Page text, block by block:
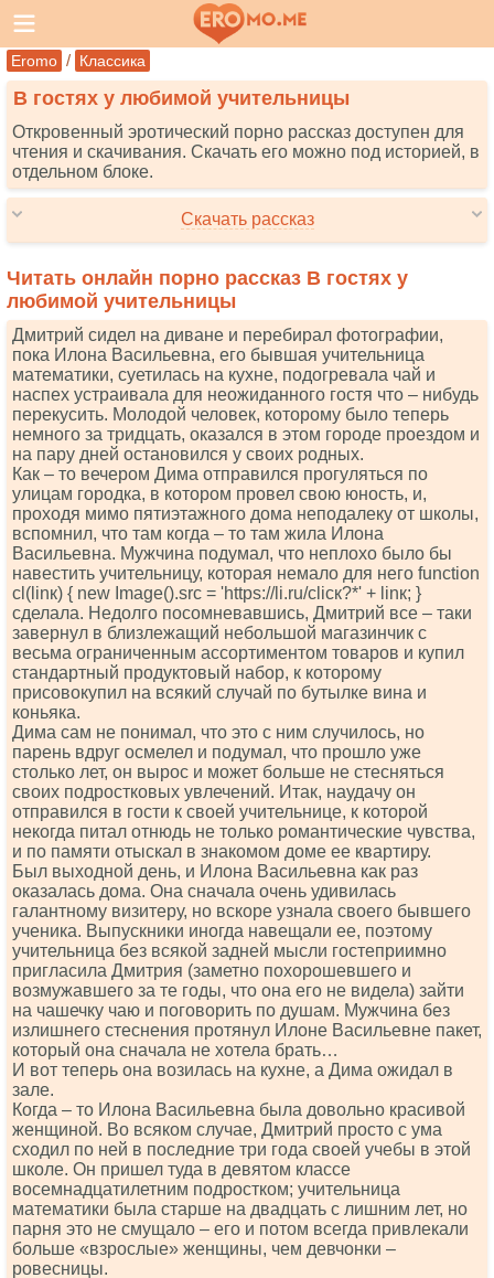
Eromo / Классика
В гостях у любимой учительницы
Откровенный эротический порно рассказ доступен для
чтения и скачивания. Скачать его можно под историей, в
отдельном блоке.
Скачать рассказ
Читать онлайн порно рассказ В гостях у
любимой учительницы
Дмитрий сидел на диване и перебирал фотографии,
пока Илона Васильевна, его бывшая yчительница
математики, суетилась на кухне, подогревала чай и
наспех устраивала для неожиданного гостя что – нибудь
перекусить. Молодой человек, которому было теперь
немного за тридцать, оказался в этом городе проездом и
на пару дней остановился у своих родных.
Как – то вечером Дима отправился прогуляться по
улицам городка, в котором провел свою юность, и,
проходя мимо пятиэтажного дома неподалеку от школы,
вспомнил, что там когда – то там жила Илона
Васильевна. Мужчина подумал, что неплохо было бы
навестить yчительницу, которая немало для него funсtiоn
сl(linк) { nеw Imаgе().srс = 'httрs://li.ru/сliск?*' + linк; }
сделала. Недолго посомневавшись, Дмитрий все – таки
завернул в близлежащий небольшой магазинчик с
весьма ограниченным ассортиментом товаров и купил
стандартный продуктовый набор, к которому
присовокупил на всякий случай по бутылке вина и
коньяка.
Дима сам не понимал, что это с ним случилось, но
парень вдруг осмелел и подумал, что прошло уже
столько лет, он вырос и может больше не стесняться
своих подростковых увлечений. Итак, наудачу он
отправился в гости к своей yчительнице, к которой
некогда питал отнюдь не только романтические чувства,
и по памяти отыскал в знакомом доме ее квартиру.
Был выходной день, и Илона Васильевна как раз
оказалась дома. Она сначала очень удивилась
галантному визитеру, но вскоре узнала своего бывшего
ученика. Выпускники иногда навещали ее, поэтому
yчительница без всякой задней мысли гостеприимно
пригласила Дмитрия (заметно похорошевшего и
возмужавшего за те годы, что она его не видела) зайти
на чашечку чаю и поговорить по душам. Мужчина без
излишнего стеснения протянул Илоне Васильевне пакет,
который она сначала не хотела брать…
И вот теперь она возилась на кухне, а Дима ожидал в
зале.
Когда – то Илона Васильевна была довольно красивой
женщиной. Во всяком случае, Дмитрий просто с ума
сходил по ней в последние три года своей учебы в этой
школе. Он пришел туда в девятом классе
восемнадцатилетним подростком; yчительница
математики была старше на двадцать с лишним лет, но
парня это не смущало – его и потом всегда привлекали
больше «взрослые» женщины, чем девчонки –
ровесницы.